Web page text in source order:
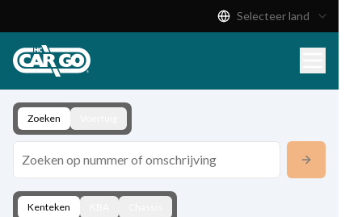
Download
Contact
Selecteer land
Zoeken
Kenteken